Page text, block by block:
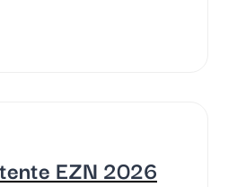
EZN 2026